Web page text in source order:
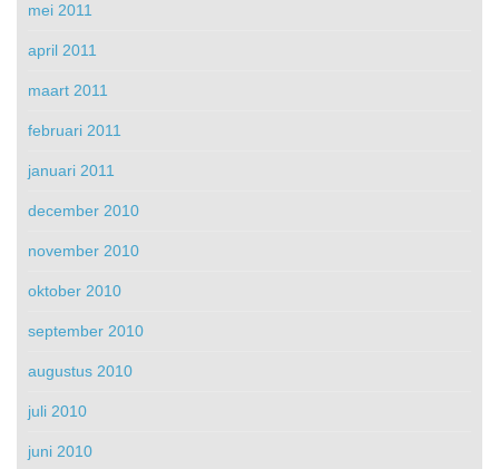
mei 2011
april 2011
maart 2011
februari 2011
januari 2011
december 2010
november 2010
oktober 2010
september 2010
augustus 2010
juli 2010
juni 2010